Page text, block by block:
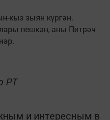
кыз зыян күргән.
пешкән, аны Питрәч
РТ
и интересным в